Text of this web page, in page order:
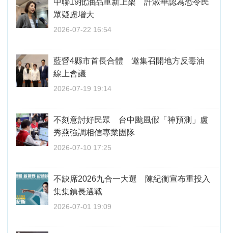
中聯19批油品重新上架 許淑華認為恐令民
眾疑慮增大
2026-07-22 16:54
藍營4縣市首長合體 邀集召開地方反毒油
線上會議
2026-07-19 19:14
不刻意討好民眾 台中颱風假「神預測」盧
秀燕強調相信專業團隊
2026-07-10 17:25
不缺席2026九合一大選 陳紀衡宣布重投入
集集鎮長選戰
2026-07-01 19:09